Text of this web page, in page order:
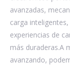
avanzadas,
carga
experiencias de
más duraderas.A
avanzando,